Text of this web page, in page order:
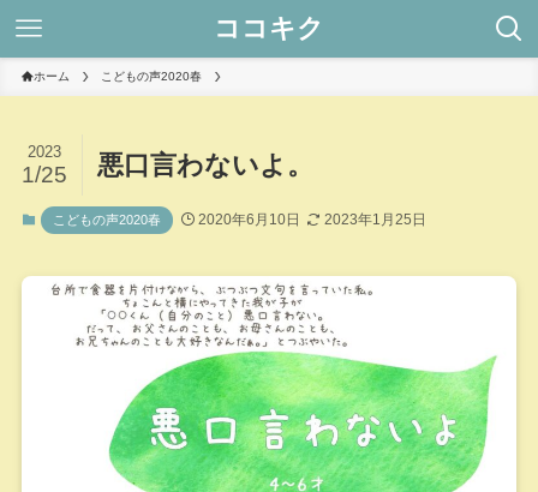
ココキク
ホーム こどもの声2020春
悪口言わないよ。
2023
1/25
こどもの声2020春 2020年6月10日 2023年1月25日